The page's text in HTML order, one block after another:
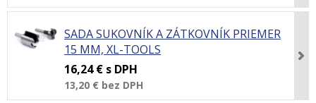
SADA SUKOVNÍK A ZÁTKOVNÍK PRIEMER
15 MM, XL-TOOLS
16,24 € s DPH
13,20 € bez DPH